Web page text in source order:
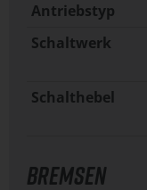
Antriebstyp
Schaltwerk
Schalthebel
BREMSEN